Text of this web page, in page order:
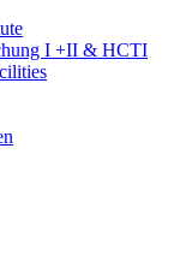
I +II & HCTI